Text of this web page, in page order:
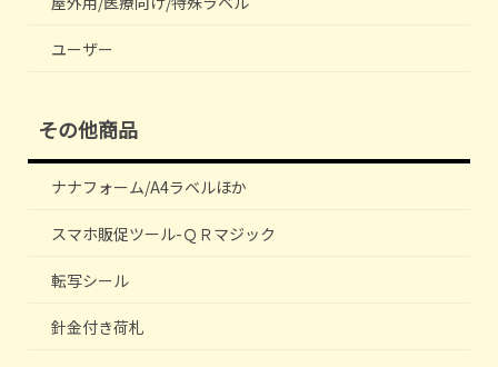
ユーザー
その他商品
ナナフォーム/A4ラベルほか
スマホ販促ツール-ＱＲマジック
転写シール
針金付き荷札